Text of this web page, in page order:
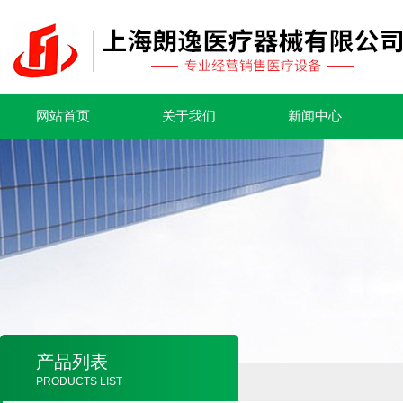
网站首页 关于我们 新闻中心
产品列表
PRODUCTS LIST